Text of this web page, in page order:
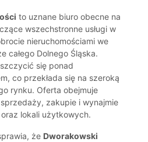
to uznane biuro obecne na
wszechstronne usługi w
nieruchomościami we
całego Dolnego Śląska.
się ponad
co przekłada się na szeroką
rynku. Oferta obejmuje
zakupie i wynajmie
lokali użytkowych.
że Dworakowski